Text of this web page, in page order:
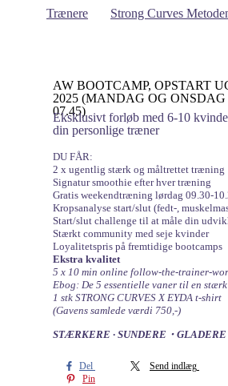
Trænere Strong Curves
AW BOOTCAMP, OPSTART
2025 (MANDAG OG ONSDAG
07.45)
Eksklusivt forløb med 6-10
din personlige træner
DU FÅR:
2 x ugentlig stærk og måltrettet træning
Signatur smoothie efter hver træning
Gratis weekendtræning lørdag 09.30-
Kropsanalyse start/slut (fedt-,
Start/slut challenge til at måle din
Stærkt community med seje kvinder
Loyalitetspris på fremtidige bootcamps
Ekstra kvalitet
5 x 10 min online follow-the-trainer-
Ebog: De 5 essentielle vaner til en
1 stk STRONG CURVES X EYDA t-shirt
(Gavens samlede værdi 750,-)
STÆRKERE ∙ SUNDERE・GLADERE
Del Send indlæg
Pin